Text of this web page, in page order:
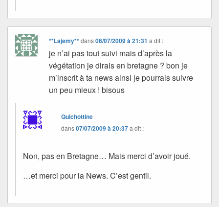
**Lajemy**dans06/07/2009 à 21:31 a dit :
je n’ai pas tout suivi mais d’après la
végétation je dirais en bretagne ? bon je
m’inscrit à ta news ainsi je pourrais suivre
un peu mieux ! bisous
Quichottine
dans07/07/2009 à 20:37a dit :
Non, pas en Bretagne… Mais merci d’avoir joué.
…et merci pour la News. C’est gentil.